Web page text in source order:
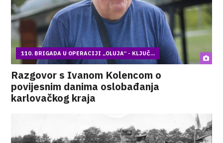
110. BRIGADA U OPERACIJI „OLUJA“ - KLJUČ...
Razgovor s Ivanom Kolencom o
povijesnim danima oslobađanja
karlovačkog kraja